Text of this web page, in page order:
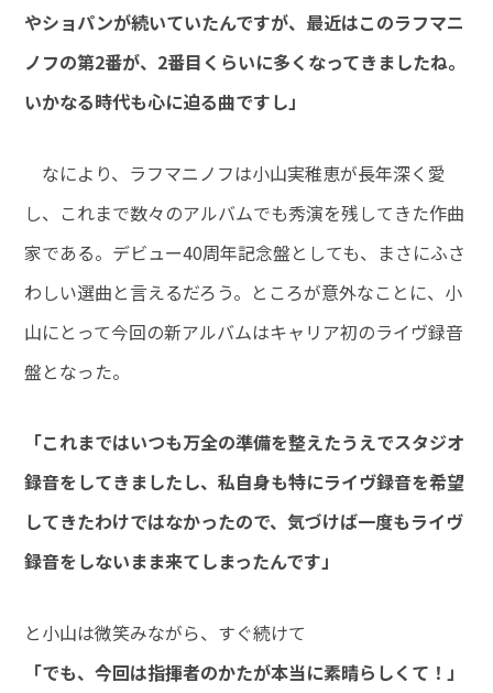
やショパンが続いていたんですが、最近はこのラフマニ
ノフの第2番が、2番目くらいに多くなってきましたね。
いかなる時代も心に迫る曲ですし」
なにより、ラフマニノフは小山実稚恵が長年深く愛
し、これまで数々のアルバムでも秀演を残してきた作曲
家である。デビュー40周年記念盤としても、まさにふさ
わしい選曲と言えるだろう。ところが意外なことに、小
山にとって今回の新アルバムはキャリア初のライヴ録音
盤となった。
「これまではいつも万全の準備を整えたうえでスタジオ
録音をしてきましたし、私自身も特にライヴ録音を希望
してきたわけではなかったので、気づけば一度もライヴ
録音をしないまま来てしまったんです」
と小山は微笑みながら、すぐ続けて
「でも、今回は指揮者のかたが本当に素晴らしくて！」